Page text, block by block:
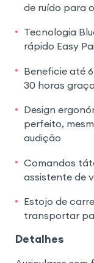
de ruído para
Tecnologia
rápido Easy
Beneficie até
30 horas
Design
perfeito,
audição
Comandos
assistente de
Estojo de
transportar
Detalhes